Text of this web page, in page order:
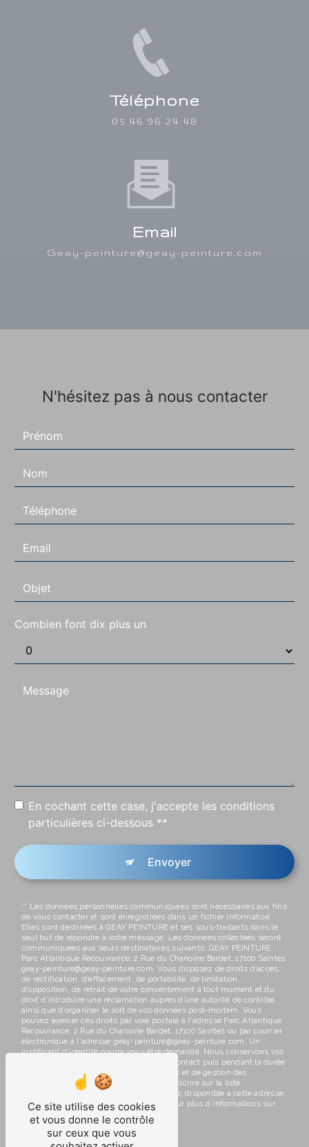
Téléphone
05 46 96 24 48
Email
geay-peinture@geay-peinture.com
N'hésitez pas à nous contacter
Combien font dix plus un
En cochant cette case, j'accepte les conditions
particulières ci-dessous **
Envoyer
** Les données personnelles communiquées sont nécessaires aux fins
de vous contacter et sont enregistrées dans un fichier informatisé.
Elles sont destinées à GEAY PEINTURE et ses sous-traitants dans le
seul but de répondre à votre message. Les données collectées seront
communiquées aux seuls destinataires suivants: GEAY PEINTURE
Parc Atlantique Recouvrance, 2 Rue du Chanoine Bardet, 17100 Saintes
geay-peinture@geay-peinture.com. Vous disposez de droits d’accès,
de rectification, d’effacement, de portabilité, de limitation,
d’opposition, de retrait de votre consentement à tout moment et du
droit d’introduire une réclamation auprès d’une autorité de contrôle,
ainsi que d’organiser le sort de vos données post-mortem. Vous
pouvez exercer ces droits par voie postale à l'adresse Parc Atlantique
Recouvrance, 2 Rue du Chanoine Bardet, 17100 Saintes ou par courrier
électronique à l'adresse geay-peinture@geay-peinture.com. Un
justificatif d'identité pourra vous être demandé. Nous conservons vos
données pendant la période de prise de contact puis pendant la durée
de prescription légale aux fins probatoires et de gestion des
contentieux. Vous avez le droit de vous inscrire sur la liste
d'opposition au démarchage téléphonique, disponible à cette adresse:
Bloctel.gouv.fr. Consultez le site cnil.fr pour plus d’informations sur
vos droits.
Ce site utilise des cookies
et vous donne le contrôle
sur ceux que vous